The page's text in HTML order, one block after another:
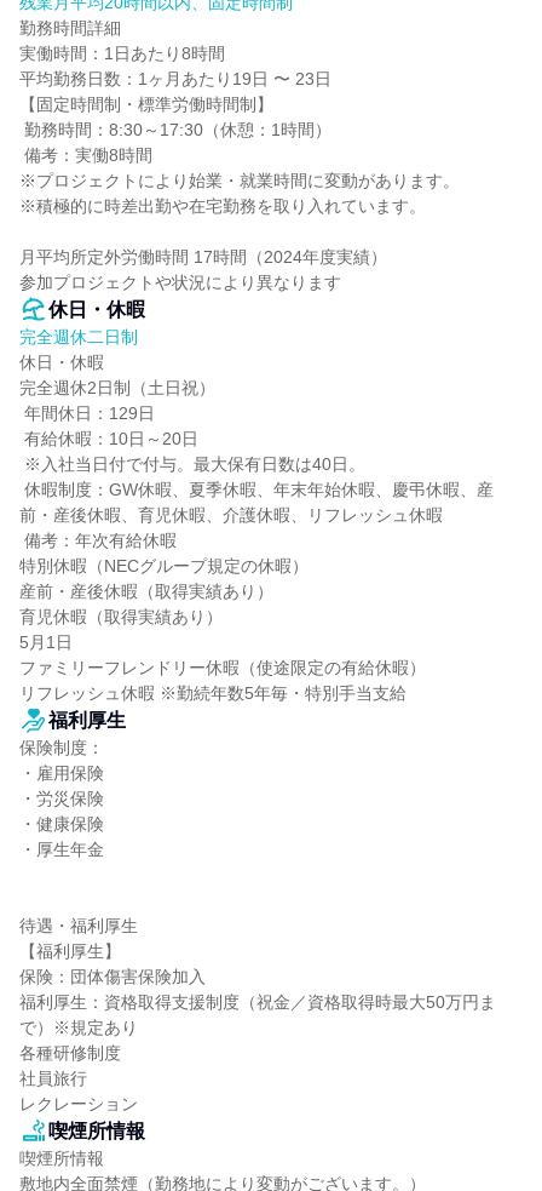
勤務時間詳細
実働時間：1日あたり8時間
平均勤務日数：1ヶ月あたり19日 〜 23日
【固定時間制・標準労働時間制】
※プロジェクトにより始業・就業時間に変動があります。
※積極的に時差出勤や在宅勤務を取り入れています。
月平均所定外労働時間 17時間（2024年度実績）
参加プロジェクトや状況により異なります
休日・休暇
完全週休二日制
休日・休暇
完全週休2日制（土日祝）
前・産後休暇、育児休暇、介護休暇、リフレッシュ休暇
特別休暇（NECグループ規定の休暇）
産前・産後休暇（取得実績あり）
育児休暇（取得実績あり）
5月1日
ファミリーフレンドリー休暇（使途限定の有給休暇）
リフレッシュ休暇 ※勤続年数5年毎・特別手当支給
福利厚生
保険制度：
・雇用保険
・労災保険
・健康保険
・厚生年金
待遇・福利厚生
【福利厚生】
保険：団体傷害保険加入
福利厚生：資格取得支援制度（祝金／資格取得時最大50万円ま
で）※規定あり
各種研修制度
社員旅行
レクレーション
喫煙所情報
喫煙所情報
敷地内全面禁煙（勤務地により変動がございます。）